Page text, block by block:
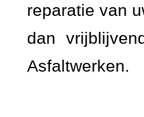
reparatie van
dan
Asfaltwerken.